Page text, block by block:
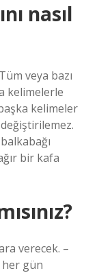
nasıl
veya bazı
kelimelerle
kelimeler
bir kafa
verecek. –
her gün